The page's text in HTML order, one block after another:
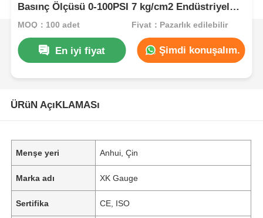
Basınç Ölçüsü 0-100PSI 7 kg/cm2 Endüstriyel
İşleme için Bakır
MOQ：100 adet Fiyat：Pazarlık edilebilir
En iyi fiyat Şimdi konuşalım.
ÜRüN AçıKLAMASı
Menşe yeri Anhui, Çin
Marka adı XK Gauge
Sertifika CE, ISO